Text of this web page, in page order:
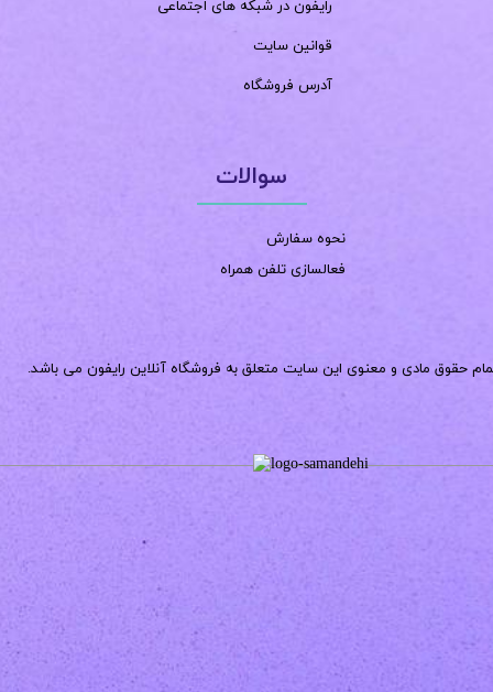
سوالات
نحوه سفارش
فعالسازی تلفن همراه
حقوق مادی و معنوی این سایت متعلق به فروشگاه آنلاین رایفون می باشد.
رایفون در شبکه های اجتماعی
قوانین سایت
آدرس فروشگاه